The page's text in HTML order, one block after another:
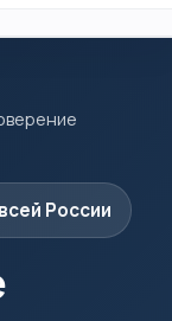
России